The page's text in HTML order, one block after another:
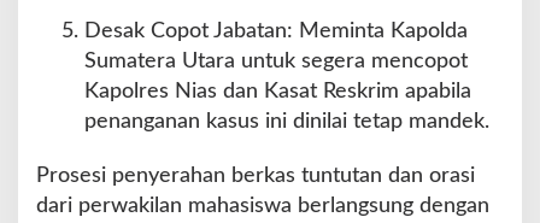
Desak Copot Jabatan: Meminta Kapolda
Sumatera Utara untuk segera mencopot
Kapolres Nias dan Kasat Reskrim apabila
penanganan kasus ini dinilai tetap mandek.
Prosesi penyerahan berkas tuntutan dan orasi
dari perwakilan mahasiswa berlangsung dengan